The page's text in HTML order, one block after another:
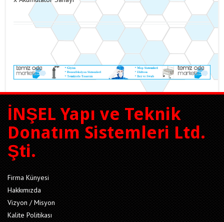
İNŞEL Yapı ve Teknik
Donatım Sistemleri Ltd.
Şti.
Firma Künyesi
Hakkımızda
Vizyon / Misyon
Kalite Politikası